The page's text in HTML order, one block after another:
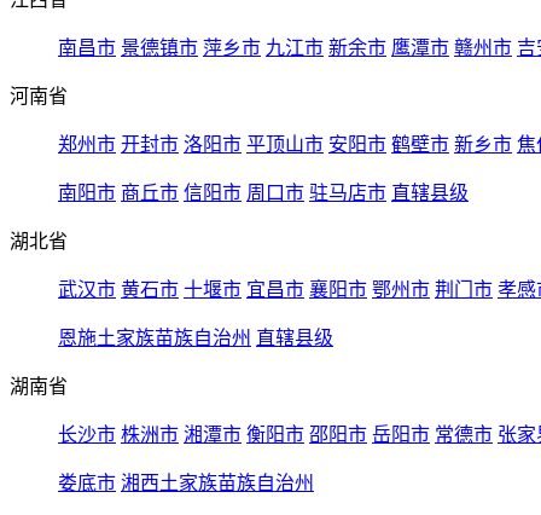
南昌市 景德镇市 萍乡市 九江市 新余市 鹰潭市 赣州市 吉
河南省
郑州市 开封市 洛阳市 平顶山市 安阳市 鹤壁市 新乡市 焦
南阳市 商丘市 信阳市 周口市 驻马店市 直辖县级
湖北省
武汉市 黄石市 十堰市 宜昌市 襄阳市 鄂州市 荆门市 孝感
恩施土家族苗族自治州 直辖县级
湖南省
长沙市 株洲市 湘潭市 衡阳市 邵阳市 岳阳市 常德市 张家
娄底市 湘西土家族苗族自治州